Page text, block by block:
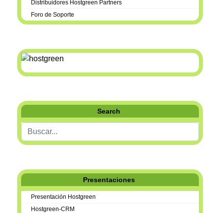
Distribuidores Hostgreen Partners
Foro de Soporte
Search
Buscar...
Presentaciones
Presentación Hostgreen
Hostgreen-CRM